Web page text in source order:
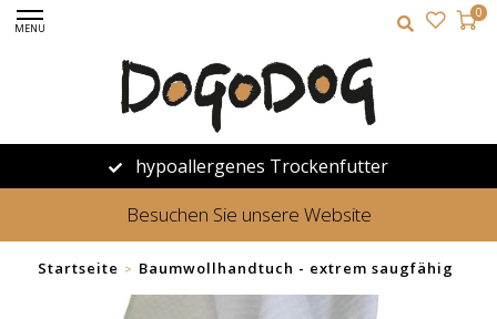
MENU
0
hypoallergenes Trockenfutter
Besuchen Sie unsere Website
Startseite > Baumwollhandtuch - extrem saugfähig